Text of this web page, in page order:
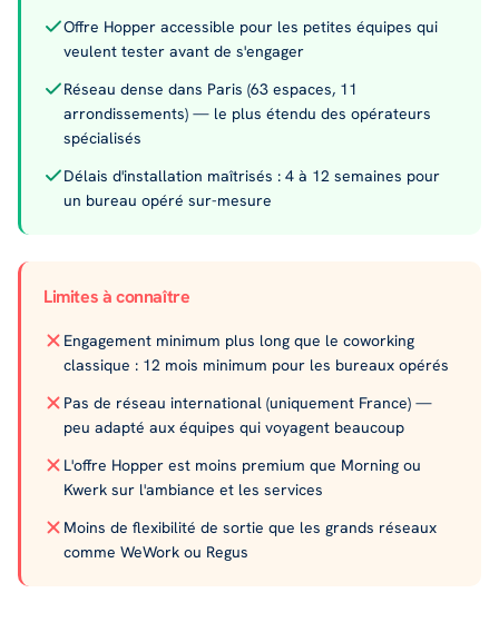
Offre Hopper accessible pour les petites équipes qui
veulent tester avant de s'engager
Réseau dense dans Paris (63 espaces, 11
arrondissements) — le plus étendu des opérateurs
spécialisés
Délais d'installation maîtrisés : 4 à 12 semaines pour
un bureau opéré sur-mesure
Limites à connaître
Engagement minimum plus long que le coworking
classique : 12 mois minimum pour les bureaux opérés
Pas de réseau international (uniquement France) —
peu adapté aux équipes qui voyagent beaucoup
L'offre Hopper est moins premium que Morning ou
Kwerk sur l'ambiance et les services
Moins de flexibilité de sortie que les grands réseaux
comme WeWork ou Regus